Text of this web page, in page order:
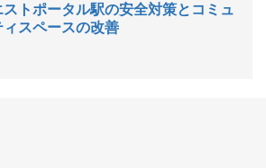
ストポータル駅の安全対策とコミュ
ィスペースの改善